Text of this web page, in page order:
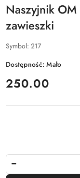
Naszyjnik
zawieszki
Symbol: 217
Dostępność:Mało
cena:
250.00